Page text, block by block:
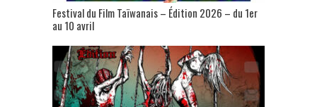
Festival du Film Taïwanais – Édition 2026 – du 1er
au 10 avril